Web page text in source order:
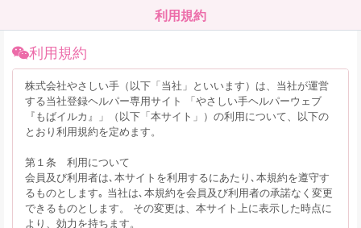
利用規約
利用規約
株式会社やさしい手（以下「当社」といいます）は、当社が運営
する当社登録ヘルパー専用サイト 「やさしい手ヘルパーウェブ
『もばイルカ』」（以下「本サイト」）の利用について、以下の
とおり利用規約を定めます。
第１条 利用について
会員及び利用者は､本サイトを利用するにあたり､本規約を遵守す
るものとします｡ 当社は､本規約を会員及び利用者の承諾なく変更
できるものとします。 その変更は、本サイト上に表示した時点に
より、効力を持ちます。